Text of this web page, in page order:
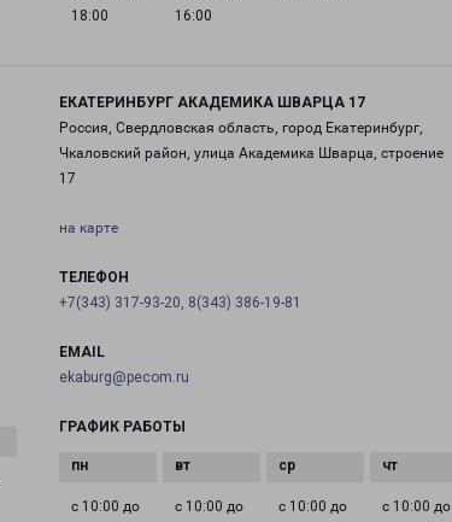
18:00
16:00
ЕКАТЕРИНБУРГ АКАДЕМИКА ШВАРЦА 17
Россия, Свердловская область, город Екатеринбург,
Чкаловский район, улица Академика Шварца, строение
17
на карте
ТЕЛЕФОН
+7(343) 317-93-20, 8(343) 386-19-81
EMAIL
ekaburg@pecom.ru
ГРАФИК РАБОТЫ
с 10:00 до
с 10:00 до
с 10:00 до
с 10:00 до